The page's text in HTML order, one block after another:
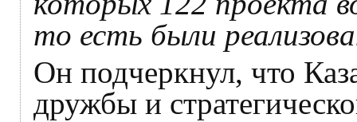
то есть были
Он подчеркнул, что
дружбы и